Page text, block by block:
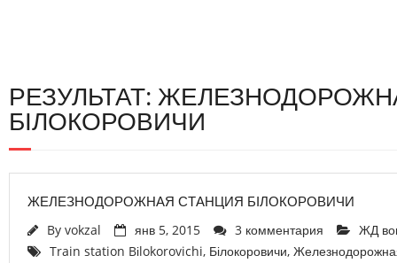
РЕЗУЛЬТАТ:
БІЛОКОРОВИЧИ
ЖЕЛЕЗНОДОРОЖНАЯ СТАНЦИЯ БІЛОКОРОВИЧИ
By vokzal янв 5, 2015 3 комментария
ЖД
Train station Bіlokorovichi, Білокоровичи,